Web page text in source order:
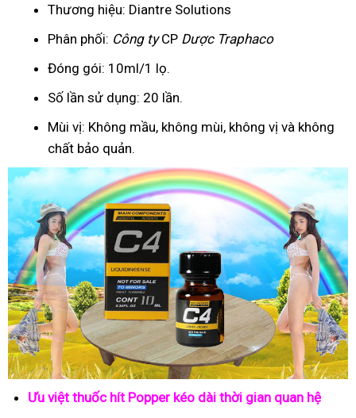
Thương hiệu: Diantre Solutions
Phân phối: Công tyCP Dược Traphaco
Đóng gói: 10ml/1 lọ.
Số lần sử dụng: 20 lần.
Mùi vị: Không mầu, không mùi, không vị và không
chất bảo quản.
Ưu việt thuốc hít Popper kéo dài thời gian quan hệ